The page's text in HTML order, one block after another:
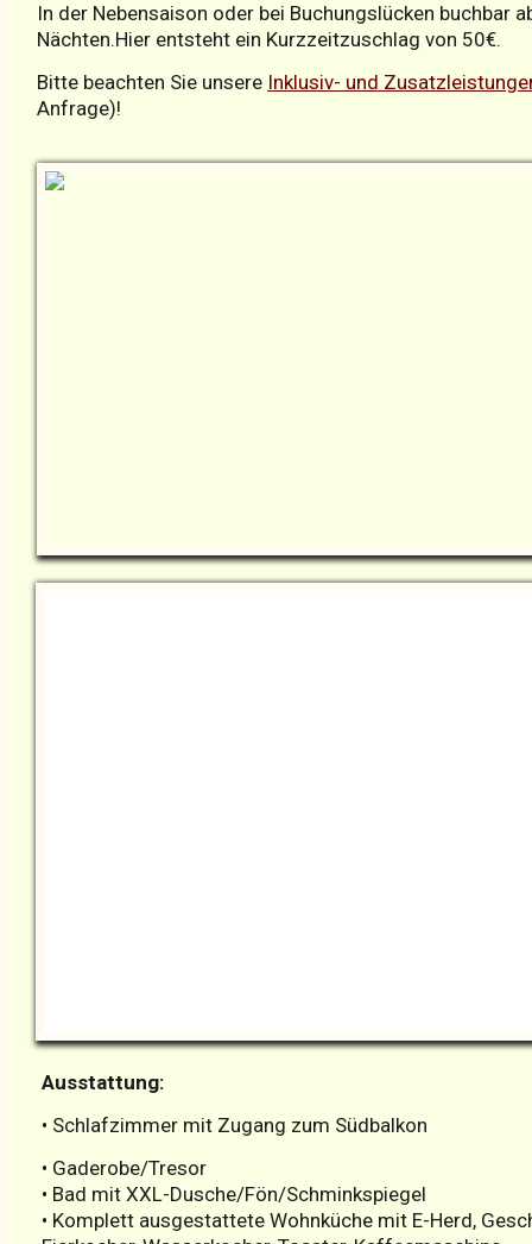
In der Nebensaison oder bei Buchungslücken buchbar
Nächten.Hier entsteht ein Kurzzeitzuschlag von 50€.
Bitte beachten Sie unsere Inklusiv- und
Anfrage)!
Ausstattung:
• Schlafzimmer mit Zugang zum Südbalkon
• Gaderobe/Tresor
• Bad mit XXL-Dusche/Fön/Schminkspiegel
• Komplett ausgestattete Wohnküche mit E-Herd,